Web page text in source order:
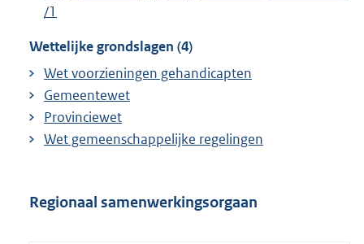
/1
Wettelijke grondslagen (4)
Wet voorzieningen gehandicapten
Gemeentewet
Provinciewet
Wet gemeenschappelijke regelingen
Regionaal samenwerkingsorgaan